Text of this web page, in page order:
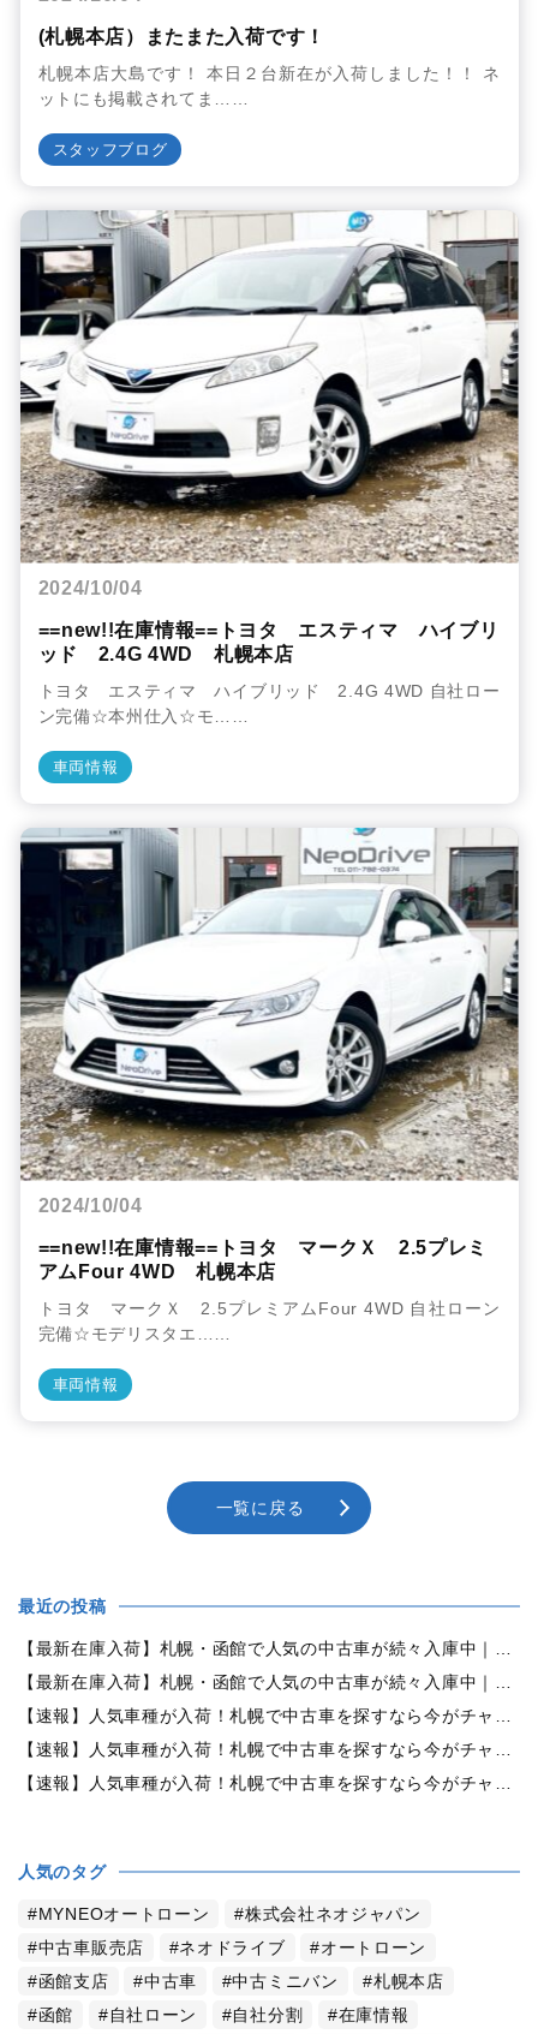
(札幌本店）またまた入荷です！
札幌本店大島です！ 本日２台新在が入荷しました！！ ネ
ットにも掲載されてま……
スタッフブログ
2024/10/04
==new!!在庫情報==トヨタ エスティマ ハイブリ
ッド 2.4G 4WD 札幌本店
トヨタ エスティマ ハイブリッド 2.4G 4WD 自社ロー
ン完備☆本州仕入☆モ……
車両情報
2024/10/04
==new!!在庫情報==トヨタ マークＸ 2.5プレミ
アムFour 4WD 札幌本店
トヨタ マークＸ 2.5プレミアムFour 4WD 自社ローン
完備☆モデリスタエ……
車両情報
一覧に戻る
最近の投稿
人気のタグ
MYNEOオートローン
株式会社ネオジャパン
中古車販売店
ネオドライブ
オートローン
函館支店
中古車 中古ミニバン
札幌本店
函館
自社ローン 自社分割
在庫情報